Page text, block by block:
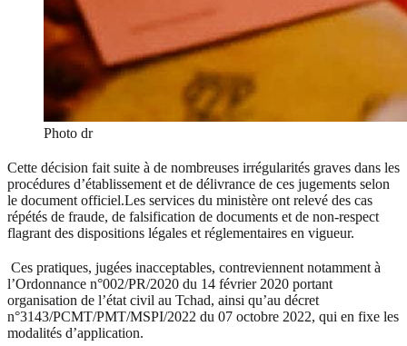
Photo dr
Cette décision fait suite à de nombreuses irrégularités graves dans les
procédures d’établissement et de délivrance de ces jugements selon
le document officiel.Les services du ministère ont relevé des cas
répétés de fraude, de falsification de documents et de non-respect
flagrant des dispositions légales et réglementaires en vigueur.
Ces pratiques, jugées inacceptables, contreviennent notamment à
l’Ordonnance n°002/PR/2020 du 14 février 2020 portant
organisation de l’état civil au Tchad, ainsi qu’au décret
n°3143/PCMT/PMT/MSPI/2022 du 07 octobre 2022, qui en fixe les
modalités d’application.